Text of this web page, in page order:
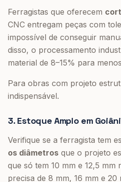
Ferragistas que oferecem
CNC entregam peças com
impossível de conseguir
disso, o processamento
material de 8–15% para
Para obras com projeto
indispensável.
3. Estoque Amplo em
Verifique se a ferragista tem
os diâmetros que o projeto
que só tem 10 mm e 12,5
precisa de 8 mm, 16 mm e 20